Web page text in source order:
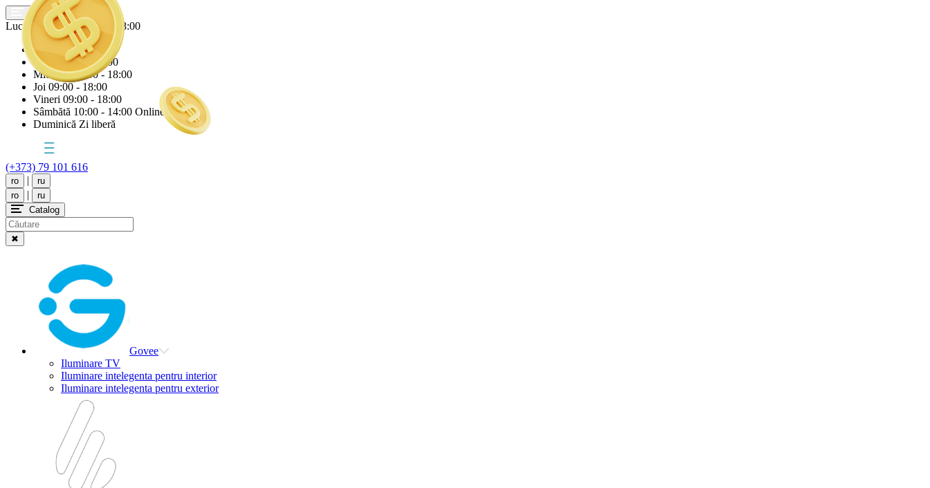
Lucrăm astăziJoi 09:00 - 18:00
Luni
09:00 - 18:00
Marți
09:00 - 18:00
Miercuri09:00 - 18:00
Joi 09:00 - 18:00
Vineri 09:00 - 18:00
Sâmbătă 10:00 - 14:00 Online
Duminică Zi liberă
(+373) 79 101 616
ro |
ru
ro
|
ru
Catalog
✖
Govee
Iluminare TV
Iluminare intelegenta pentru interior
Iluminare intelegenta pentru exterior